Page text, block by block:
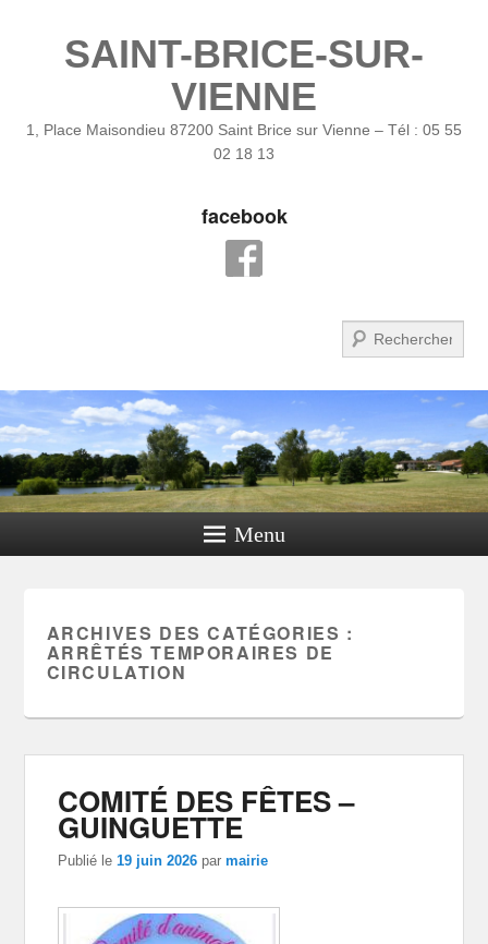
SAINT-BRICE-SUR-
VIENNE
1, Place Maisondieu 87200 Saint Brice sur Vienne – Tél : 05 55
02 18 13
facebook
Menu
ARCHIVES DES CATÉGORIES :
ARRÊTÉS TEMPORAIRES DE
CIRCULATION
COMITÉ DES FÊTES –
GUINGUETTE
Publié le19 juin 2026 parmairie